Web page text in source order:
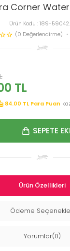
Corner
Ürün Kodu :189-
(0 Değerlendirme)
TL
84.00 TL Para Puan
SEPETE
Ürün Özellikleri
Ödeme
Yorumlar(0)